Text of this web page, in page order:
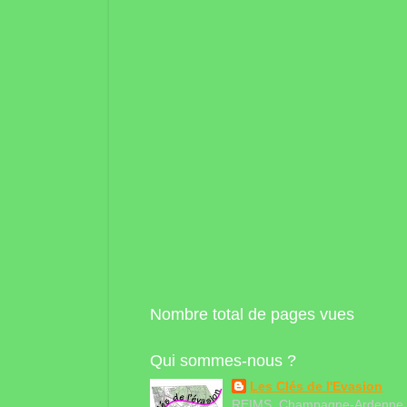
Nombre total de pages vues
Qui sommes-nous ?
Les Clés de l'Evasion